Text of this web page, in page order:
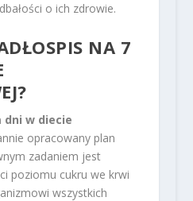
o ich zdrowie.
NA 7
dni w diecie
opracowany plan
zadaniem jest
poziomu cukru we krwi
wszystkich